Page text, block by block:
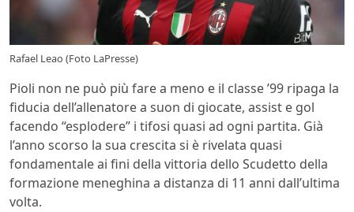
Rafael Leao (Foto LaPresse)
Pioli non ne può più fare a meno e il classe ’99 ripaga la
fiducia dell’allenatore a suon di giocate, assist e gol
facendo “esplodere” i tifosi quasi ad ogni partita. Già
l’anno scorso la sua crescita si è rivelata quasi
fondamentale ai fini della vittoria dello Scudetto della
formazione meneghina a distanza di 11 anni dall’ultima
volta.